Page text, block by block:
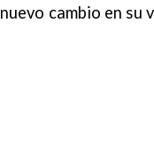
nuevo cambio en su